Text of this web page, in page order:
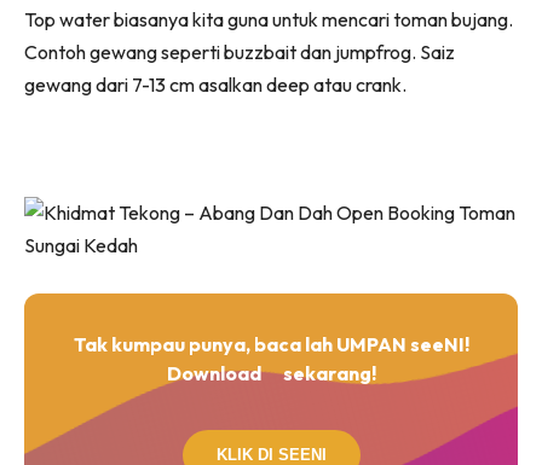
Top water biasanya kita guna untuk mencari toman bujang.
Contoh gewang seperti buzzbait dan jumpfrog. Saiz
gewang dari 7-13 cm asalkan deep atau crank.
Tak kumpau punya, baca lah UMPAN seeNI!
Download
sekarang!
KLIK DI SEENI